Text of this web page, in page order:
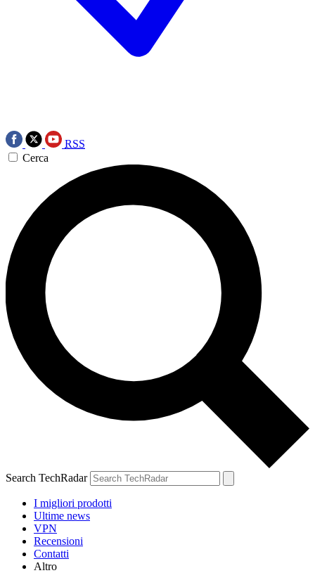
RSS
Cerca
Search TechRadar
I migliori prodotti
Ultime news
VPN
Recensioni
Contatti
Altro